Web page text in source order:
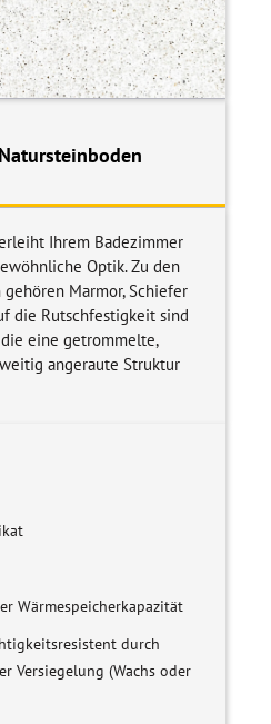
Ihrem Badezimmer
Optik. Zu den
Marmor, Schiefer
die Rutschfestigkeit sind
eine getrommelte,
angeraute Struktur
Wärmespeicherkapazität
durch
Versiegelung (Wachs oder